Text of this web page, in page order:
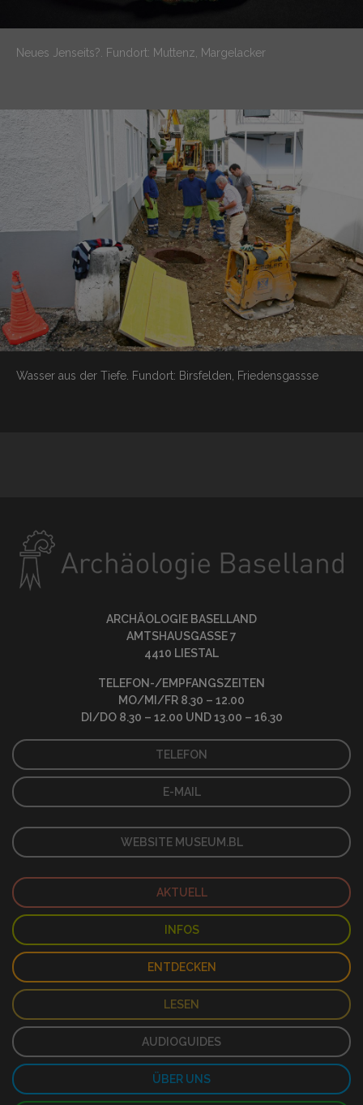
Neues Jenseits?. Fundort: Muttenz, Margelacker
Wasser aus der Tiefe. Fundort: Birsfelden, Friedensgassse
ARCHÄOLOGIE BASELLAND
AMTSHAUSGASSE 7
4410 LIESTAL
TELEFON-/EMPFANGSZEITEN
MO/MI/FR 8.30 – 12.00
DI/DO 8.30 – 12.00 UND 13.00 – 16.30
TELEFON
E-MAIL
WEBSITE MUSEUM.BL
AKTUELL
INFOS
ENTDECKEN
LESEN
AUDIOGUIDES
ÜBER UNS